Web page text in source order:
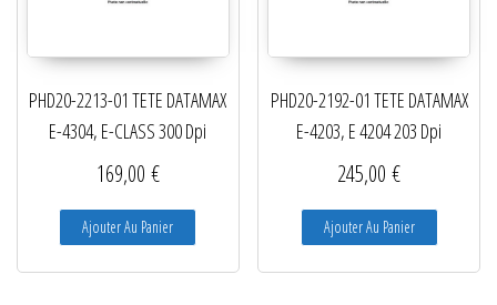
PHD20-2213-01 TETE DATAMAX
E-4304, E-CLASS 300 Dpi
169,00 €
Ajouter Au Panier
PHD20-2192-01 TETE DATAMAX
E-4203, E 4204 203 Dpi
245,00€
Ajouter Au Panier